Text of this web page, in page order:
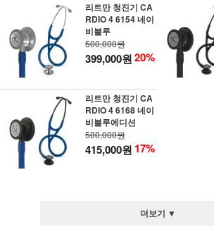
리트만 청진기 CA
RDIO 4 6154 네이
비블루
500,000원
399,000원20%
리트만 청진기 CA
RDIO 4 6168 네이
비블루에디션
500,000원
415,000원 17%
더보기 ▼